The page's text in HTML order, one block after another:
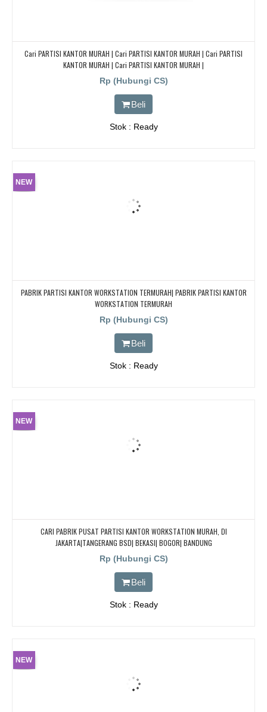
Cari PARTISI KANTOR MURAH | Cari PARTISI KANTOR MURAH | Cari PARTISI
KANTOR MURAH | Cari PARTISI KANTOR MURAH |
Rp (Hubungi CS)
Beli
Stok : Ready
NEW
PABRIK PARTISI KANTOR WORKSTATION TERMURAH| PABRIK PARTISI KANTOR
WORKSTATION TERMURAH
Rp (Hubungi CS)
Beli
Stok : Ready
NEW
CARI PABRIK PUSAT PARTISI KANTOR WORKSTATION MURAH, DI
JAKARTA|TANGERANG BSD| BEKASI| BOGOR| BANDUNG
Rp (Hubungi CS)
Beli
Stok : Ready
NEW